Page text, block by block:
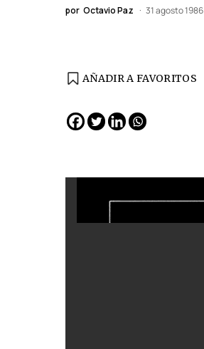
por Octavio Paz 31 agosto 1986
AÑADIR A FAVORITOS